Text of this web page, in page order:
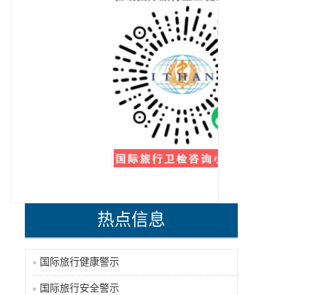
热点信息
国际旅行健康警示
国际旅行安全警示